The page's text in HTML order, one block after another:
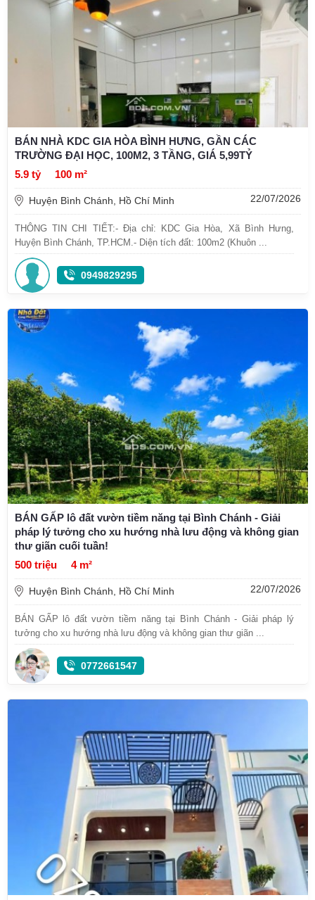
BÁN NHÀ KDC GIA HÒA BÌNH HƯNG, GẦN CÁC
TRƯỜNG ĐẠI HỌC, 100M2, 3 TẦNG, GIÁ 5,99TỶ
5.9 tỷ
100 m²
Huyện Bình Chánh, Hồ Chí Minh 22/07/2026
THÔNG TIN CHI TIẾT: ​- Địa chỉ: KDC Gia Hòa, Xã Bình Hưng,
Huyện Bình Chánh, TP.HCM. ​- Diện tích đất: 100m2 (Khuôn ...
0949829295
BÁN GẤP lô đất vườn tiềm năng tại Bình Chánh - Giải
pháp lý tưởng cho xu hướng nhà lưu động và không gian
thư giãn cuối tuần!
500 triệu
4 m²
Huyện Bình Chánh, Hồ Chí Minh 22/07/2026
BÁN GẤP lô đất vườn tiềm năng tại Bình Chánh - Giải pháp lý
tưởng cho xu hướng nhà lưu động và không gian thư giãn ...
0772661547